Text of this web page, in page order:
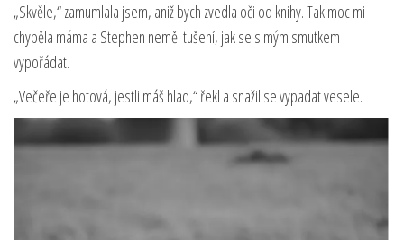
„Skvěle,“ zamumlala jsem, aniž bych zvedla oči od knihy. Tak moc mi
chyběla máma a Stephen neměl tušení, jak se s mým smutkem
vypořádat.
„Večeře je hotová, jestli máš hlad,“ řekl a snažil se vypadat vesele.